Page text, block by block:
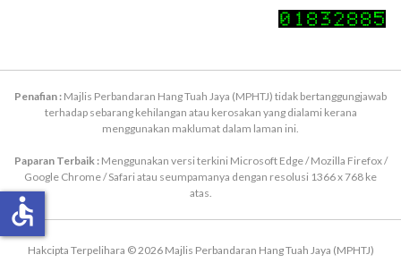
Penafian : Majlis Perbandaran Hang Tuah Jaya (MPHTJ) tidak bertanggungjawab
terhadap sebarang kehilangan atau kerosakan yang dialami kerana
menggunakan maklumat dalam laman ini.
Paparan Terbaik :Menggunakan versi terkini Microsoft Edge / Mozilla Firefox /
Google Chrome / Safari atau seumpamanya dengan resolusi 1366 x 768 ke
atas.
Hakcipta Terpelihara © 2026 Majlis Perbandaran Hang Tuah Jaya (MPHTJ)
accessible